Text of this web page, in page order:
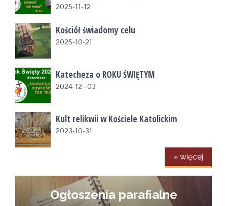
2025-11-12
Kościół świadomy celu
2025-10-21
Katecheza o ROKU ŚWIĘTYM
2024-12--03
Kult relikwii w Kościele Katolickim
2023-10-31
» więcej
Ogłoszenia parafialne